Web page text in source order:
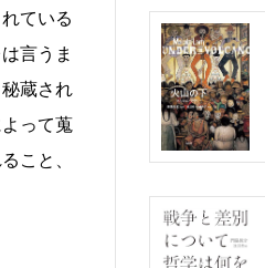
ている
言うま
蔵され
って蒐
こと、